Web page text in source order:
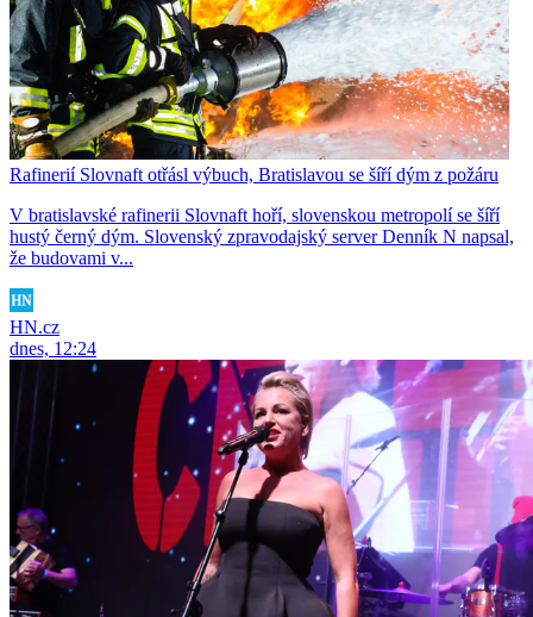
Rafinerií Slovnaft otřásl výbuch, Bratislavou se šíří dým z požáru
V bratislavské rafinerii Slovnaft hoří, slovenskou metropolí se šíří
hustý černý dým. Slovenský zpravodajský server Denník N napsal,
že budovami v...
HN.cz
dnes, 12:24